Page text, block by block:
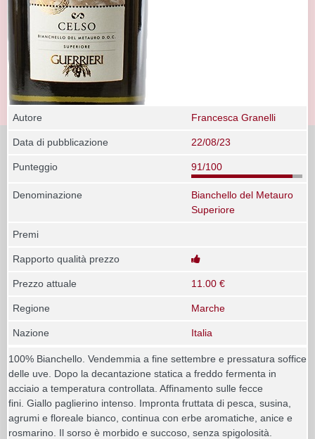
Autore Francesca Granelli
Data di pubblicazione 22/08/23
Punteggio 91/100
Denominazione
Bianchello del Metauro
Superiore
Premi
Rapporto qualità prezzo
Prezzo attuale 11.00 €
Regione Marche
Nazione Italia
100% Bianchello. Vendemmia a fine settembre e pressatura soffice
delle uve. Dopo la decantazione statica a freddo fermenta in
acciaio a temperatura controllata. Affinamento sulle fecce
fini. Giallo paglierino intenso. Impronta fruttata di pesca, susina,
agrumi e floreale bianco, continua con erbe aromatiche, anice e
rosmarino. Il sorso è morbido e succoso, senza spigolosità.